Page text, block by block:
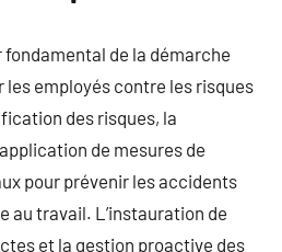
de la démarche
les employés contre les risques
des risques, la
de mesures de
pour prévenir les accidents
au travail. L’instauration de
et la gestion proactive des